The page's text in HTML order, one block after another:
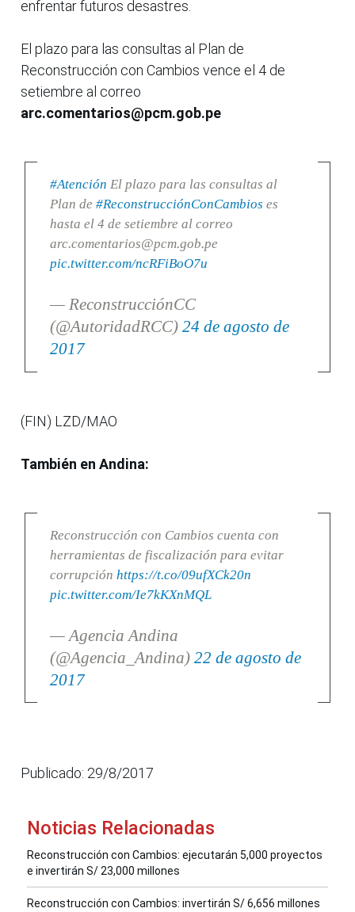
enfrentar futuros desastres.
El plazo para las consultas al Plan de
Reconstrucción con Cambios vence el 4 de
setiembre al correo
arc.comentarios@pcm.gob.pe
#Atención El plazo para las consultas al
Plan de #ReconstrucciónConCambios es
hasta el 4 de setiembre al correo
arc.comentarios@pcm.gob.pe
pic.twitter.com/ncRFiBoO7u
— ReconstrucciónCC
(@AutoridadRCC) 24 de agosto de
2017
(FIN) LZD/MAO
También en Andina:
Reconstrucción con Cambios cuenta con
herramientas de fiscalización para evitar
corrupción https://t.co/09ufXCk20n
pic.twitter.com/Ie7kKXnMQL
— Agencia Andina
(@Agencia_Andina) 22 de agosto de
2017
Publicado: 29/8/2017
Noticias Relacionadas
Reconstrucción con Cambios: ejecutarán 5,000 proyectos
e invertirán S/ 23,000 millones
Reconstrucción con Cambios: invertirán S/ 6,656 millones